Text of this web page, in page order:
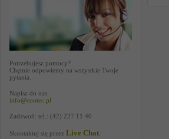
Potrzebujesz pomocy?
Chętnie odpowiemy na wszystkie Twoje
pytania.
Napisz do nas:
info@contec.pl
Zadzwoń: tel.: (42) 227 11 40
Skontaktuj się przez Live Chat